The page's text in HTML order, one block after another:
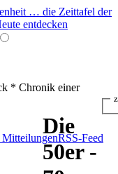
… die Zeittafel der
entdecken
* Chronik einer
RSS-Feed
Die
50er -